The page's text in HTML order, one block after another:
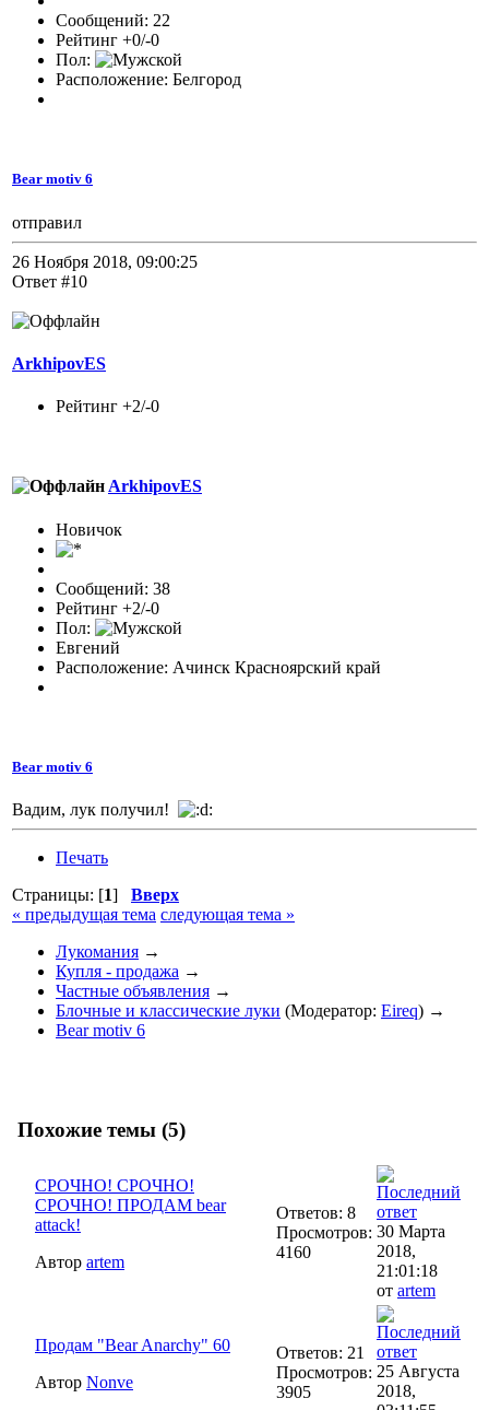
Сообщений: 22
Рейтинг +0/-0
Пол:
Расположение: Белгород
Bear motiv 6
отправил
26 Ноября 2018, 09:00:25
Ответ #10
ArkhipovES
Рейтинг +2/-0
ArkhipovES
Новичок
Сообщений: 38
Рейтинг +2/-0
Пол:
Евгений
Расположение: Ачинск Красноярский край
Bear motiv 6
Вадим, лук получил!
Печать
Страницы: [1] Вверх
« предыдущая тема следующая тема »
Лукомания →
Купля - продажа →
Частные объявления →
Блочные и классические луки (Модератор: Eireq) →
Bear motiv 6
Похожие темы (5)
СРОЧНО! СРОЧНО!
СРОЧНО! ПРОДАМ bear
attack!
Автор artem
Ответов: 8
Просмотров:
4160
30 Марта
2018,
21:01:18
от artem
Продам "Bear Anarchy" 60
Автор Nonve
Ответов: 21
Просмотров:
3905
25 Августа
2018,